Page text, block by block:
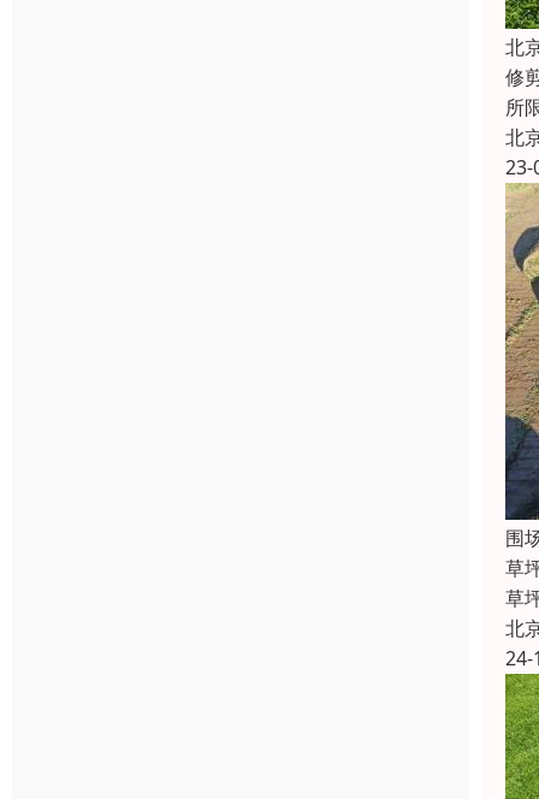
北
修
所
北
23-
围
草
草
北
24-